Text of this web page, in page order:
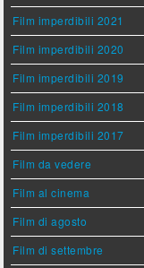
Film imperdibili 2021
Film imperdibili 2020
Film imperdibili 2019
Film imperdibili 2018
Film imperdibili 2017
Film da vedere
Film al cinema
Film di agosto
Film di settembre